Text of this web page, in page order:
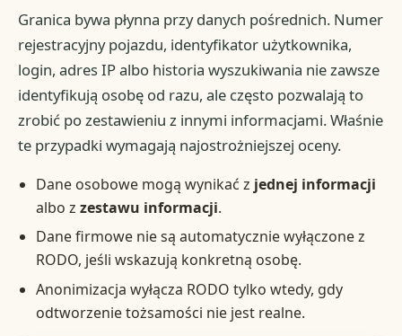
Granica bywa płynna przy danych pośrednich. Numer
rejestracyjny pojazdu, identyfikator użytkownika,
login, adres IP albo historia wyszukiwania nie zawsze
identyfikują osobę od razu, ale często pozwalają to
zrobić po zestawieniu z innymi informacjami. Właśnie
te przypadki wymagają najostrożniejszej oceny.
Dane osobowe mogą wynikać z jednej informacji
albo z zestawu informacji.
Dane firmowe nie są automatycznie wyłączone z
RODO, jeśli wskazują konkretną osobę.
Anonimizacja wyłącza RODO tylko wtedy, gdy
odtworzenie tożsamości nie jest realne.